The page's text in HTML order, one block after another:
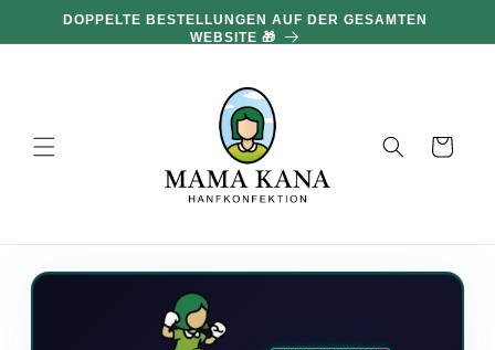
und zumDOPPELTE BESTELLUNGEN AUF DER GESAMTEN
WEBSITE 🎁
Warenkorb